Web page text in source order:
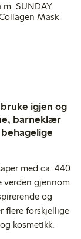
SUNDAY
Mask
igjen og
barneklær
med ca. 440
verden gjennom
og
flere forskjellige
kosmetikk.